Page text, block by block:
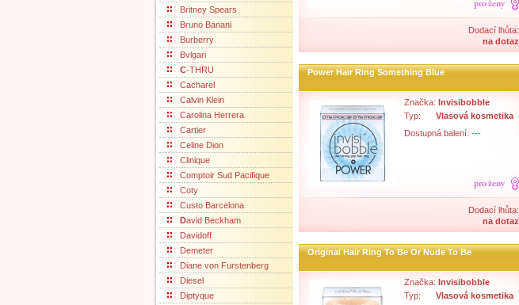
Britney Spears
Bruno Banani
Burberry
Bvlgari
C-THRU
Cacharel
Calvin Klein
Carolina Herrera
Cartier
Celine Dion
Clinique
Comptoir Sud Pacifique
Coty
Custo Barcelona
David Beckham
Davidoff
Demeter
Diane von Furstenberg
Diesel
Diptyque
Dodací lhůta:
na dotaz
Power Hair Ring Something Blue
Značka: Invisibobble
Typ:
Vlasová kosmetika
Dostupná balení: ---
Dodací lhůta:
na dotaz
Original Hair Ring To Be Or Nude To Be
Značka: Invisibobble
Typ:
Vlasová kosmetika